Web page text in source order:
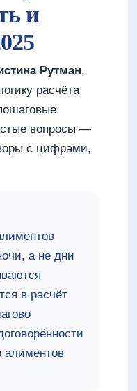
и
Рутман,
расчёта
вопросы —
с цифрами,
а не дни
в расчёт
алиментов